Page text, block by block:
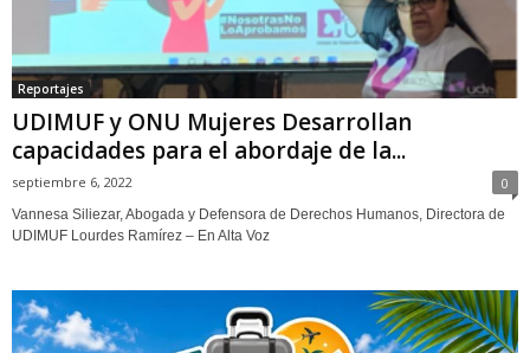
Reportajes
UDIMUF y ONU Mujeres Desarrollan
capacidades para el abordaje de la...
septiembre 6, 2022 0
Vannesa Siliezar, Abogada y Defensora de Derechos Humanos, Directora de
UDIMUF Lourdes Ramírez – En Alta Voz